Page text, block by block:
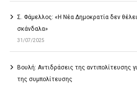
Σ. Φάμελλος: «Η Νέα Δημοκρατία δεν
σκάνδαλα»
31/07/2025
Βουλή: Αντιδράσεις της αντιπολίτευσης
της συμπολίτευσης